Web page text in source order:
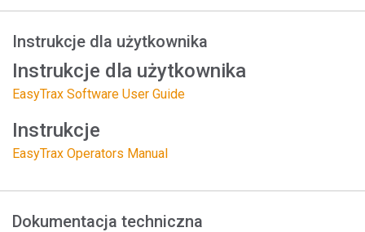
Instrukcje dla użytkownika
Instrukcje dla użytkownika
EasyTrax Software User Guide
Instrukcje
EasyTrax Operators Manual
Dokumentacja techniczna